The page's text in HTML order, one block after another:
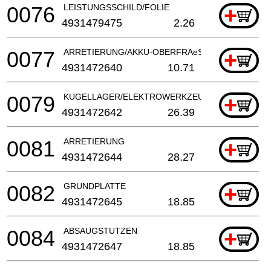
LEISTUNGSSCHILD/FOLIE +
0076 4931479475 2.26
ARRETIERUNG/AKKU-OBERFRAeSE +
0077 4931472640 10.71
KUGELLAGER/ELEKTROWERKZEUG +
0079 4931472642 26.39
ARRETIERUNG +
0081 4931472644 28.27
GRUNDPLATTE +
0082 4931472645 18.85
ABSAUGSTUTZEN +
0084 4931472647 18.85